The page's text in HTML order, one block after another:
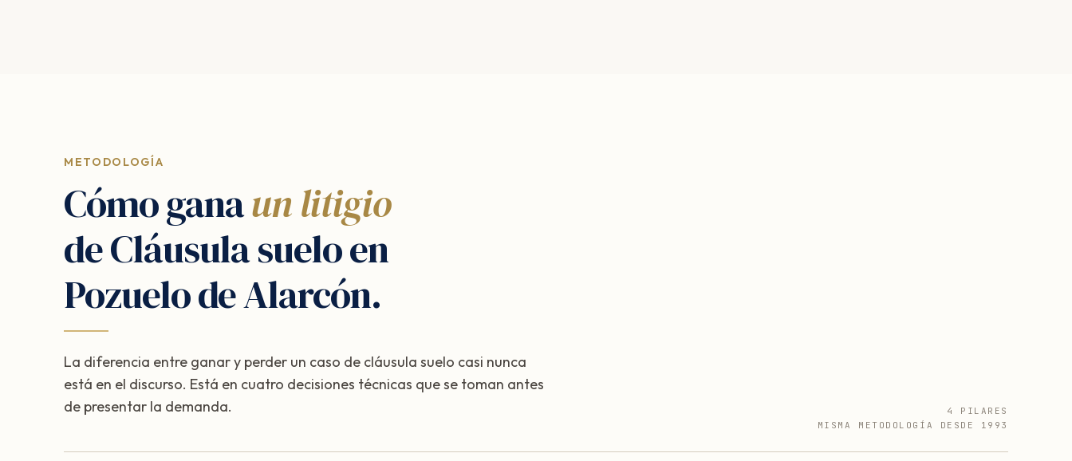
METODOLOGÍA
Cómo ganaun litigio
de Cláusula suelo en
Pozuelo de Alarcón.
La diferencia entre ganar y perder un caso de cláusula suelo casi nunca
está en el discurso. Está en cuatro decisiones técnicas que se toman antes
de presentar la demanda.
4 PILARES
MISMA METODOLOGÍA DESDE 1993